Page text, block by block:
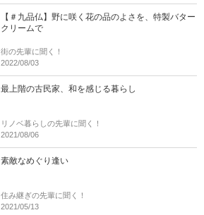
【＃九品仏】野に咲く花の品のよさを、特製バター
クリームで
街の先輩に聞く！
2022/08/03
最上階の古民家、和を感じる暮らし
リノベ暮らしの先輩に聞く！
2021/08/06
素敵なめぐり逢い
住み継ぎの先輩に聞く！
2021/05/13